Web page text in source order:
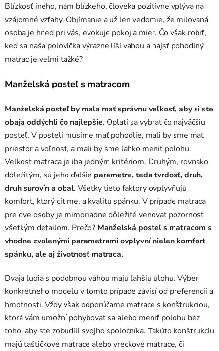
Blízkosť iného, ​​nám blízkeho, človeka pozitívne vplýva na
vzájomné vzťahy. Objímanie a už len vedomie, že milovaná
osoba je hneď pri vás, evokuje pokoj a mier. Čo však robiť,
keď sa naša polovička výrazne líši váhou a nájsť pohodlný
matrac je veľmi ťažké?
Manželská posteľ s matracom
Manželská posteľ by mala mať správnu veľkosť, aby si ste
obaja oddýchli čo najlepšie. Oplatí sa vybrať čo najväčšiu
posteľ. V posteli musíme mať pohodlie, mali by sme mať
priestor a voľnosť, a mali by sme ľahko meniť polohu.
Veľkosť matraca je iba jedným kritériom. Druhým, rovnako
dôležitým, sú jeho ďalšie parametre, teda tvrdosť, druh,
druh surovín a obal. Všetky tieto faktory ovplyvňujú
komfort, ktorý cítime, a kvalitu spánku. V prípade matraca
pre dve osoby je mimoriadne dôležité venovať pozornosť
všetkým detailom. Prečo? Manželská posteľ s matracom s
vhodne zvolenými parametrami ovplyvní nielen komfort
spánku, ale aj životnosť matraca.
Dvaja ľudia s podobnou váhou majú ľahšiu úlohu. Výber
konkrétneho modelu v tomto prípade závisí od preferencií a
hmotnosti. Vždy však odporúčame matrace s konštrukciou,
ktorá vám umožní pohybovať sa alebo meniť polohu bez
toho, aby ste zobudili svojho spoločníka. Takúto konštrukciu
majú taštičkové matrace alebo vreckové matrace, či